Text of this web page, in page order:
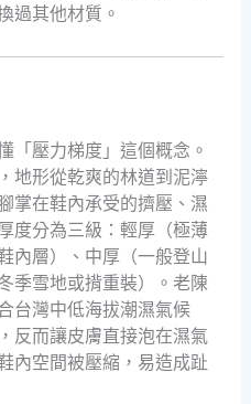
過其他材質。
「壓力梯度」這個概念。
地形從乾爽的林道到泥濘
掌在鞋內承受的擠壓、濕
度分為三級：輕厚（極薄
內層）、中厚（一般登山
季雪地或揹重裝）。老陳
台灣中低海拔潮濕氣候
而讓皮膚直接泡在濕氣
內空間被壓縮，易造成趾